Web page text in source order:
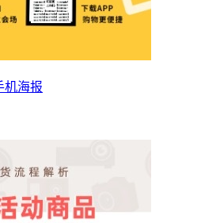
机海报